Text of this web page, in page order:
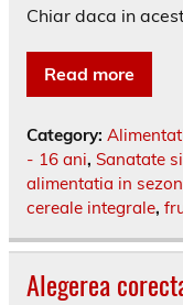
Chiar daca in
Read more
Category:
- 16 ani, Sanatate
alimentatia in
cereale integrale,
Alegerea